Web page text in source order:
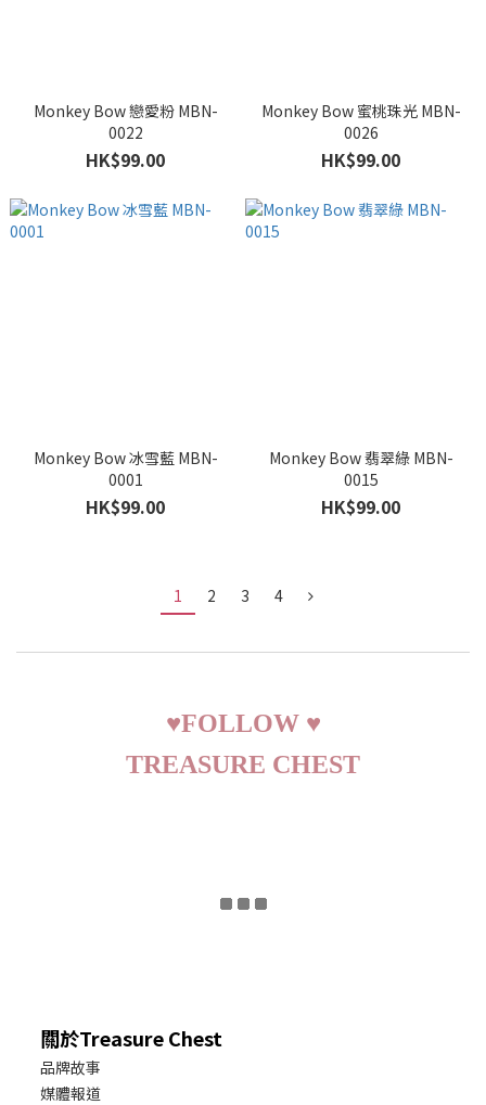
Monkey Bow 戀愛粉 MBN-
0022
HK$99.00
Monkey Bow 蜜桃珠光 MBN-
0026
HK$99.00
Monkey Bow 冰雪藍 MBN-
0001
HK$99.00
Monkey Bow 翡翠綠 MBN-
0015
HK$99.00
1 2 3 4
♥FOLLOW ♥
TREASURE CHEST
關於Treasure Chest
品牌故事
媒體報道